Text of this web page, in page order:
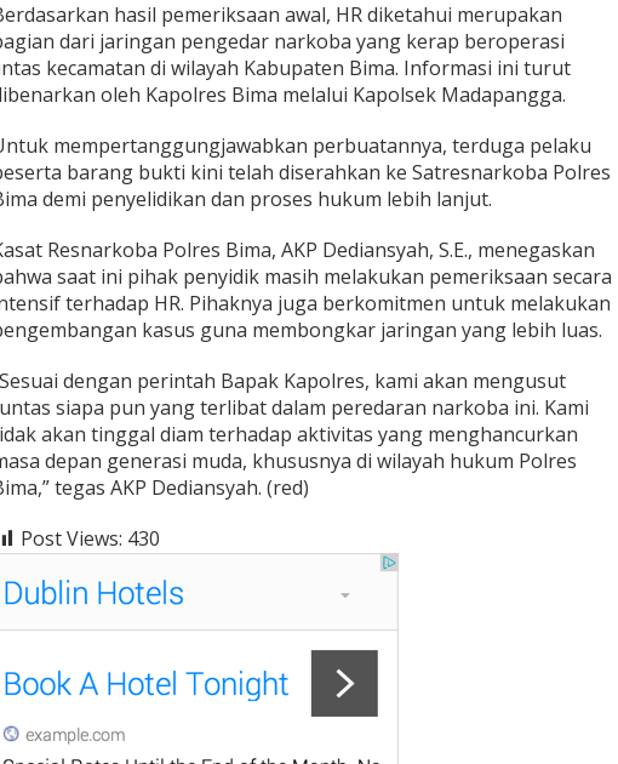
hasil pemeriksaan awal, HR diketahui merupakan
dari jaringan pengedar narkoba yang kerap beroperasi
kecamatan di wilayah Kabupaten Bima. Informasi ini turut
oleh Kapolres Bima melalui Kapolsek Madapangga.
mempertanggungjawabkan perbuatannya, terduga pelaku
barang bukti kini telah diserahkan ke Satresnarkoba Polres
demi penyelidikan dan proses hukum lebih lanjut.
Resnarkoba Polres Bima, AKP Dediansyah, S.E., menegaskan
saat ini pihak penyidik masih melakukan pemeriksaan secara
terhadap HR. Pihaknya juga berkomitmen untuk melakukan
kasus guna membongkar jaringan yang lebih luas.
dengan perintah Bapak Kapolres, kami akan mengusut
siapa pun yang terlibat dalam peredaran narkoba ini. Kami
akan tinggal diam terhadap aktivitas yang menghancurkan
depan generasi muda, khususnya di wilayah hukum Polres
tegas AKP Dediansyah. (red)
Post Views: 430